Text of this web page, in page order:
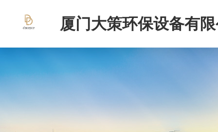
厦门大策环保设备有